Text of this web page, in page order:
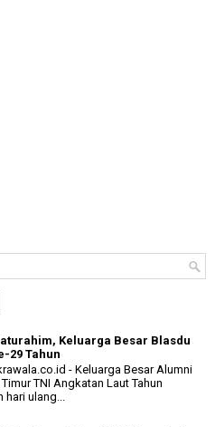
Keluarga Besar Blasdu
29 Tahun
- Keluarga Besar Alumni
TNI Angkatan Laut Tahun
hari ulang...